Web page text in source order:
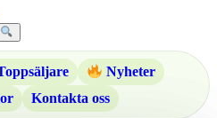
Nyheter
Kontakta oss